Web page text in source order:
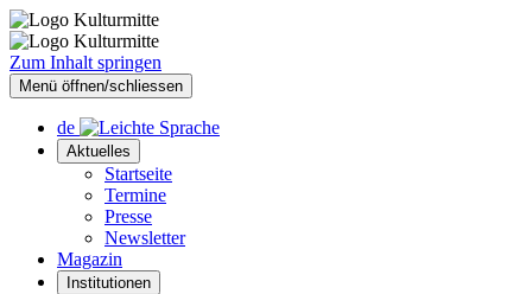
Zum Inhalt springen
Menü öffnen/schliessen
de
Aktuelles
Startseite
Termine
Presse
Newsletter
Magazin
Institutionen